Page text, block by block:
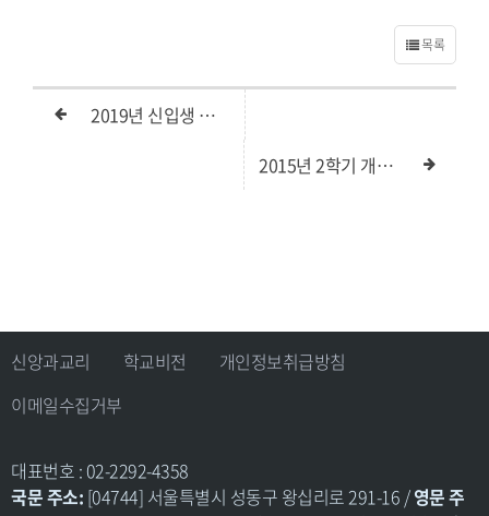
목록
2019년 신입생 모집 제출서류
2015년 2학기 개강예배 초청
신앙과교리 학교비전
개인정보취급방침
이메일수집거부
대표번호 : 02-2292-4358
국문 주소: [04744] 서울특별시 성동구 왕십리로 291-16 /영문 주